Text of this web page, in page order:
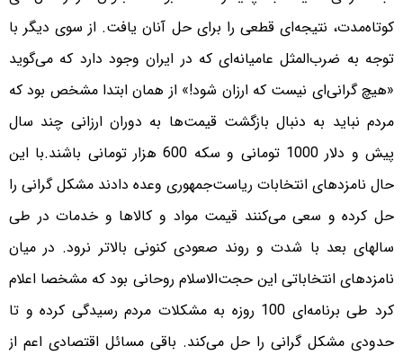
کوتاه‌مدت، نتیجه‌ای قطعی را برای حل آنان یافت. از سوی دیگر با
توجه به ضرب‌المثل عامیانه‌ای که در ایران وجود دارد که می‌گوید
«هیچ گرانی‌ای نیست که ارزان شود!» از‌‌ همان ابتدا مشخص بود که
مردم نباید به دنبال بازگشت قیمت‌ها به دوران ارزانی چند سال
پیش و دلار 1000 تومانی و سکه 600 هزار تومانی باشند.با این
حال نامزدهای انتخابات ریاست‌جمهوری وعده دادند مشکل گرانی را
حل کرده و سعی می‌کنند قیمت مواد و کالا‌ها و خدمات در طی
سالهای بعد با شدت و روند صعودی کنونی بالا‌تر نرود. در میان
نامزدهای انتخاباتی این حجت‌الاسلام روحانی بود که مشخصا اعلام
کرد طی برنامه‌ای 100 روزه به مشکلات مردم رسیدگی کرده و تا
حدودی مشکل گرانی را حل می‌کند. باقی مسائل اقتصادی اعم از